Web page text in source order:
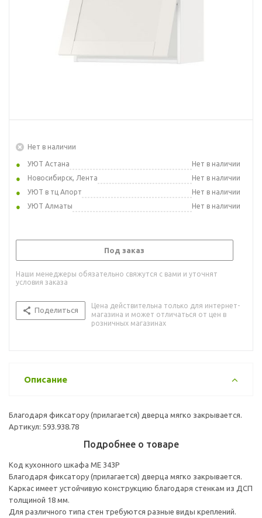
Нет в наличии
УЮТ Астана
Нет в наличии
Новосибирск, Лента
Нет в наличии
УЮТ в тц Апорт
Нет в наличии
УЮТ Алматы
Нет в наличии
Под заказ
Наши менеджеры обязательно свяжутся с вами и уточнят
условия заказа
Поделиться
Цена действительна только для интернет-
магазина и может отличаться от цен в
розничных магазинах
Описание
Благодаря фиксатору (прилагается) дверца мягко закрывается.
Артикул: 593.938.78
Подробнее о товаре
Код кухонного шкафа ME 343P
Благодаря фиксатору (прилагается) дверца мягко закрывается.
Каркас имеет устойчивую конструкцию благодаря стенкам из ДСП
толщиной 18 мм.
Для различного типа стен требуются разные виды креплений.